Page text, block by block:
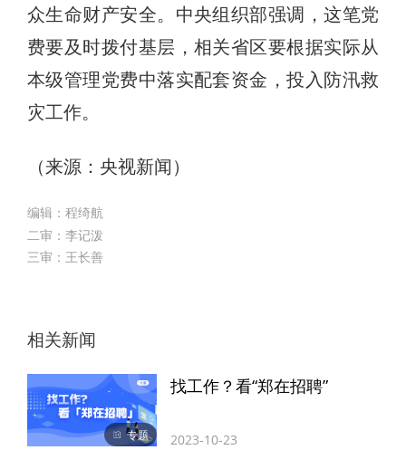
众生命财产安全。中央组织部强调，这笔党
费要及时拨付基层，相关省区要根据实际从
本级管理党费中落实配套资金，投入防汛救
灾工作。
​（来源：央视新闻）
编辑：程绮航
二审：李记泼
三审：王长善
相关新闻
专题
找工作？看“郑在招聘”
2023-10-23